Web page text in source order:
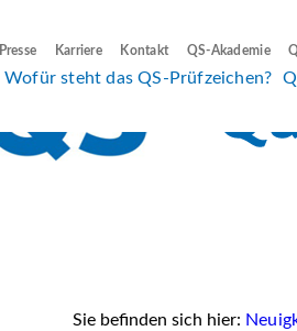
Presse Karriere Kontakt QS-Akademie
Wofür steht das QS-Prüfzeichen?
Sie befinden sich hier: